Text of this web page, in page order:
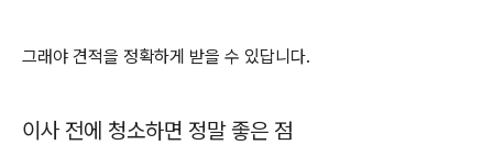
그래야 견적을 정확하게 받을 수 있답니다.
이사 전에 청소하면 정말 좋은 점